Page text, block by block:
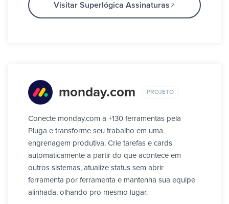
Visitar Superlógica Assinaturas
monday.com PROJETO
Conecte monday.com a +130 ferramentas pela
Pluga e transforme seu trabalho em uma
engrenagem produtiva. Crie tarefas e cards
automaticamente a partir do que acontece em
outros sistemas, atualize status sem abrir
ferramenta por ferramenta e mantenha sua equipe
alinhada, olhando pro mesmo lugar.